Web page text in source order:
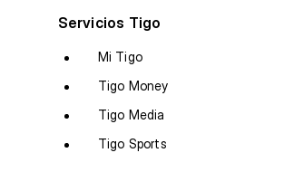
Servicios Tigo
Mi Tigo
Tigo Money
Tigo Media
Tigo Sports